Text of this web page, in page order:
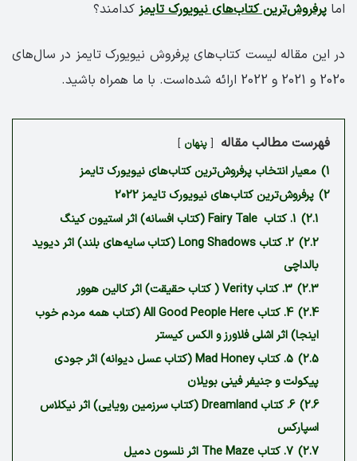
اما پرفروش‌ترین کتاب‌های نیویورک تایمز کدامند؟
در این مقاله لیست کتاب‌های پرفروش نیویورک ‏تایمز در سال‌های
2020 و 2021 و 2022 ارائه شده‌است. با ما همراه باشید.
فهرست مطالب مقاله پنهان
1) معیار انتخاب پرفروش‌ترین کتاب‌های نیویورک تایمز
2) پرفروش‌ترین کتاب‌های نیویورک تایمز 2022
2.1)
1. کتاب ‏ Fairy Tale (کتاب افسانه) اثر استیون کینگ
2.2)
2. کتاب Long Shadows (کتاب سایه‌های بلند) اثر دیوید
بالداچی
2.3) 3. کتاب Verity ( کتاب حقیقت) اثر کالین هوور
2.4)
4. کتاب All Good People Here (کتاب همه مردم خوب
اینجا) اثر اشلی فلاورز و الکس کیستر
2.5)
5. کتاب Mad Honey (کتاب عسل دیوانه) اثر جودی
پیکولت و جنیفر فینی بویلان
2.6)
6. کتاب Dreamland (کتاب سرزمین رویایی) اثر نیکلاس
اسپارکس
2.7) 7. کتاب The Maze اثر نلسون دمیل